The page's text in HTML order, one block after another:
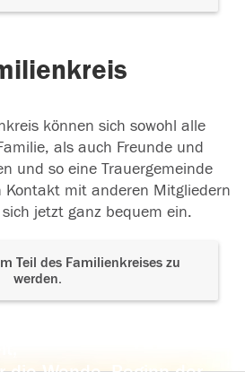
können sich sowohl alle
als auch Freunde und
und so eine Trauergemeinde
Kontakt mit anderen Mitgliedern
jetzt ganz bequem ein.
Teil des Familienkreises zu
werden.